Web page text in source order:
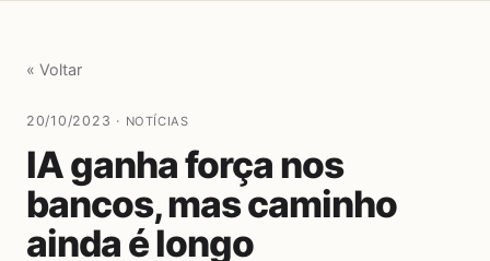
« Voltar
20/10/2023 · NOTÍCIAS
IA ganha força nos
bancos, mas caminho
ainda é longo